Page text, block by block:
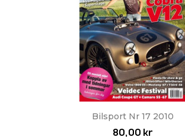
Bilsport Nr 17 2010
80,00 kr